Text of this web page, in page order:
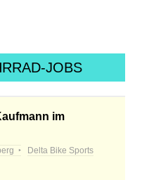
JOBS
im
Delta Bike Sports